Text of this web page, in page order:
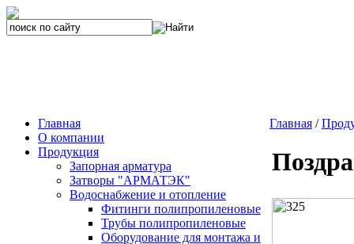
Главная
О компании
Продукция
Запорная арматура
Затворы "АРМАТЭК"
Водоснабжение и отопление
Фитинги полипропиленовые
Трубы полипропиленовые
Оборудование для монтажа и
Главная /